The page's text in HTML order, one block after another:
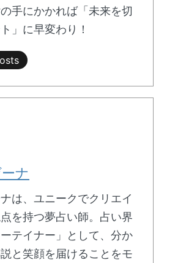
手にかかれば「未来を切
」に早変わり！
ナ
は、ユニークでクリエイ
を持つ夢占い師。占い界
テイナー」として、分か
と笑顔を届けることをモ